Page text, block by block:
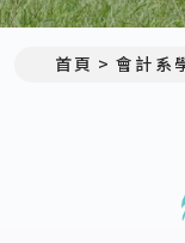
首頁 會計系